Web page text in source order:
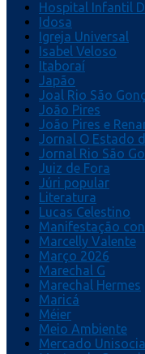
Hospital Infantil
Idosa
Igreja Universal
Isabel Veloso
Itaboraí
Japão
Joal Rio São
João Pires
João Pires e
Jornal O Estado
Jornal Rio São
Juiz de Fora
Júri popular
Literatura
Lucas Celestino
Manifestação
Marcelly Valente
Março 2026
Marechal G
Marechal Hermes
Maricá
Méier
Meio Ambiente
Mercado Unisocial